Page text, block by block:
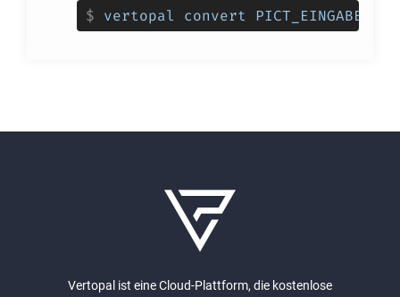
$ vertopal convert
Vertopal ist eine Cloud-Plattform, die kostenlose